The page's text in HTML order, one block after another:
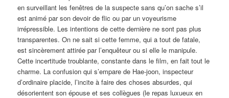
en surveillant les fenêtres de la suspecte sans qu’on sache s’il
est animé par son devoir de flic ou par un voyeurisme
irrépressible. Les intentions de cette dernière ne sont pas plus
transparentes. On ne sait si cette femme, qui a tout de fatale,
est sincèrement attirée par l’enquêteur ou si elle le manipule.
Cette incertitude troublante, constante dans le film, en fait tout le
charme. La confusion qui s’empare de Hae-joon, inspecteur
d’ordinaire placide, l’incite à faire des choses absurdes, qui
désorientent son épouse et ses collègues (le repas luxueux en